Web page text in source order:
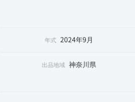
年式 2024年9月
出品地域 神奈川県